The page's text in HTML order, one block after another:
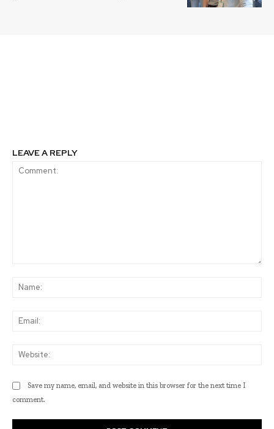
LEAVE A REPLY
Save my name, email, and website in this browser for the next time I
comment.